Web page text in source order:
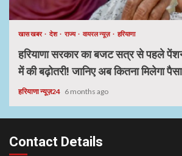
खास खबर देश राज्य वायरल न्यूज़ हरियाणा
हरियाणा सरकार का बजट सत्र से पहले
में की बढ़ोतरी! जानिए अब कितना मिलेगा
हरियाणा न्यूज़24 6 months ago
Contact Details